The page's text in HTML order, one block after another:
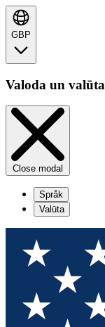
GBP
Valoda un valūta
Close modal
Språk
Valūta